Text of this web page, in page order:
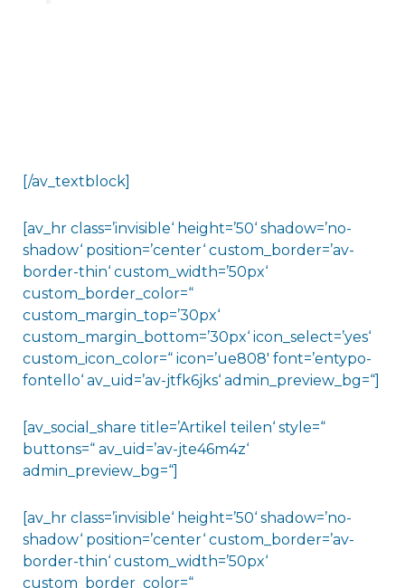
[/av_textblock]
[av_hr class=’invisible‘ height=’50‘ shadow=’no-
shadow‘ position=’center‘ custom_border=’av-
border-thin‘ custom_width=’50px‘
custom_border_color=“
custom_margin_top=’30px‘
custom_margin_bottom=’30px‘ icon_select=’yes‘
custom_icon_color=“ icon=’ue808′ font=’entypo-
fontello‘ av_uid=’av-jtfk6jks‘ admin_preview_bg=“]
[av_social_share title=’Artikel teilen‘ style=“
buttons=“ av_uid=’av-jte46m4z‘
admin_preview_bg=“]
[av_hr class=’invisible‘ height=’50‘ shadow=’no-
shadow‘ position=’center‘ custom_border=’av-
border-thin‘ custom_width=’50px‘
custom_border_color=“